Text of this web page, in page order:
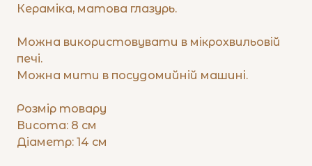
Кераміка, матова глазурь.
Можна використовувати в мікрохвильовій
печі.
Можна мити в посудомийній машині.
Розмір товару
Висота: 8 см
Діаметр: 14 см